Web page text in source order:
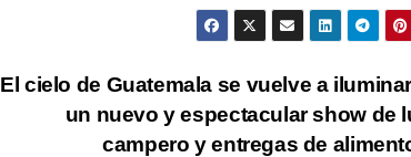
El cielo de Guatemala se vuelve a
un nuevo y espectacular show de
campero y entregas de